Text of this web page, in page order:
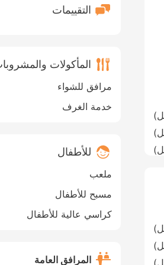
)
)
)
التقييمات
المأكولات
مرافق للشواء
خدمة الغرف
للأطفال
ملعب
مسبح للأطفال
كراسي عالية للأطفال
المرافق العامة